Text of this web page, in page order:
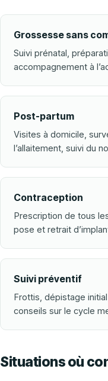
Grossesse sans
Suivi prénatal,
accompagnement à
Post-partum
Visites à domicile,
l’allaitement, suivi du
Contraception
Prescription de tous
pose et retrait
Suivi préventif
Frottis, dépistage initial
conseils sur le cycle
Situations où